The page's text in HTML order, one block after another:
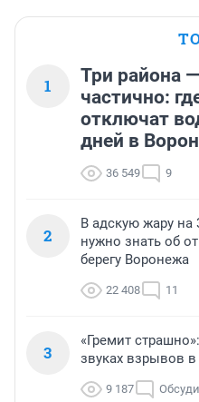
1
Три района
частично:
отключат
дней в
36 549 9
2
В адскую жару на
нужно знать об
берегу Воронежа
22 408 11
3
«Гремит
звуках взрывов в
9 187